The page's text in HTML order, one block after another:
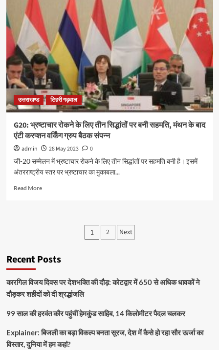
उत्तराखण्ड टिहरी गढ़वाल
G20: भ्रष्टाचार रोकने के लिए तीन सिद्धांतों पर बनी सहमति, मंथन के बाद
एंटी करप्शन वर्किंग ग्रुप बैठक संपन्न
admin 28 May 2023
0
जी-20 सम्मेलन में भ्रष्टाचार रोकने के लिए तीन सिद्धांतों पर सहमति बनी है। इसमें
अंतरराष्ट्रीय स्तर पर भ्रष्टाचार का मुकाबला...
Read More
1 2 Next
Recent Posts
कारगिल विजय दिवस पर देशभक्ति की दौड़: कोटद्वार में 650 से अधिक धावकों ने
दौड़कर शहीदों को दी श्रद्धांजलि
99 साल की हरवंत कौर पहुंचीं हेमकुंड साहिब, 14 किलोमीटर पैदल चलकर
Explainer: बिजली का बड़ा विकल्प बनता सूरज, देश में कैसे हो रहा सौर ऊर्जा का
विस्तार, दुनिया में हम कहां?